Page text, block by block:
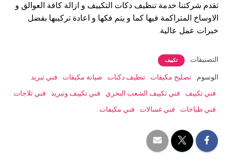
تقدم شركتنا خدمة تنظيف دكات التكييف و ازالة كافة العوالق و
الاوساخ المتراكمة فيها كما و يتم فكها و اعادة تركيبها بفضل
خبرات عمل عالية.
التصنيفات: تكييف
الوسوم: تصليح مكيفات تنظيف دكتات صيانة مكيفات
فني تبريد
فني تكييف
فني تكييف الشعب البحري فني تكييف وتبريد
فني ثلاجات
فني طباخات
فني غسالات فني مكيفات